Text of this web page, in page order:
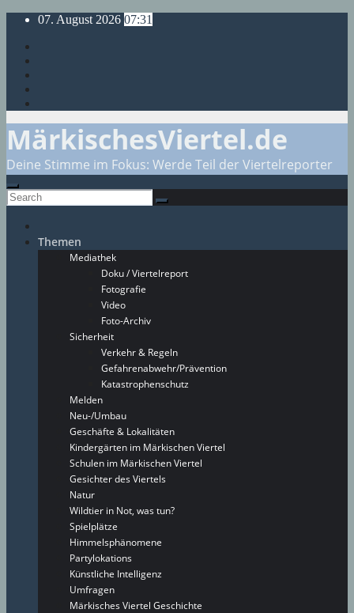
Skip
content
07. August 2026 07:31
MärkischesViertel.de
Deine Stimme im Fokus: Werde Teil der Viertelreporter
Themen
Mediathek
Doku / Viertelreport
Fotografie
Video
Foto-Archiv
Sicherheit
Verkehr & Regeln
Gefahrenabwehr/Prävention
Katastrophenschutz
Melden
Neu-/Umbau
Geschäfte & Lokalitäten
Kindergärten im Märkischen Viertel
Schulen im Märkischen Viertel
Gesichter des Viertels
Natur
Wildtier in Not, was tun?
Spielplätze
Himmelsphänomene
Partylokations
Künstliche Intelligenz
Umfragen
Märkisches Viertel Geschichte